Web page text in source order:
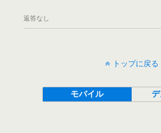
返答なし
トップに戻る
モバイル